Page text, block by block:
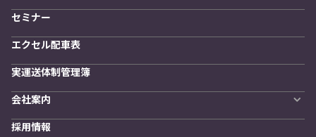
セミナー
エクセル配車表
実運送体制管理簿
会社案内
私たちの想い
採用情報